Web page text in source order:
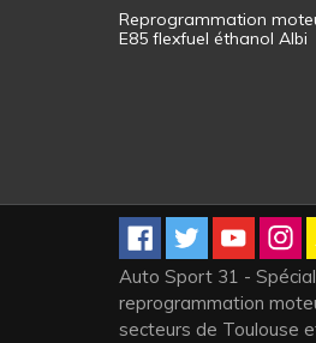
Reprogrammation
E85 flexfuel éthanol Albi
Auto Sport 31 -
reprogrammation
secteurs de Toulouse